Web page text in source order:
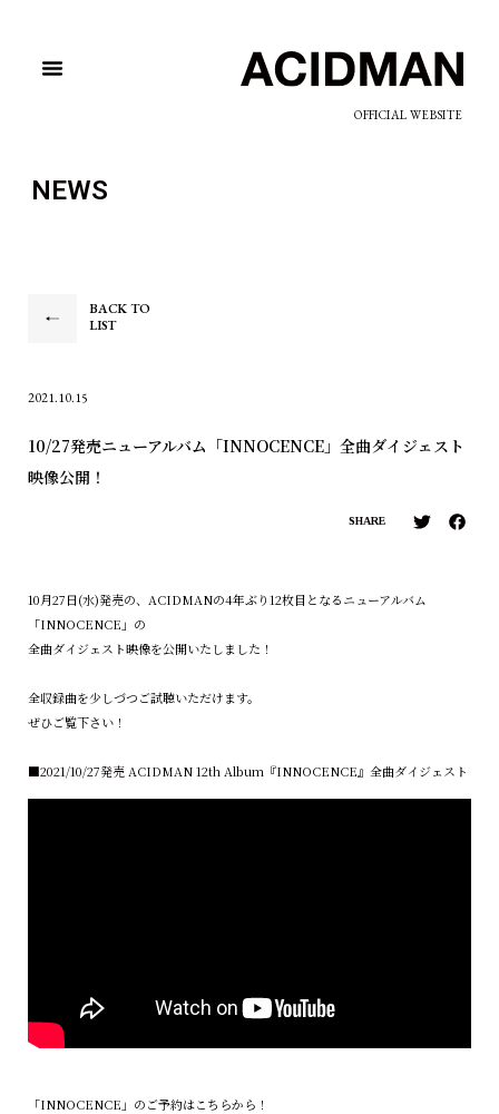
OFFICIAL WEBSITE
NEWS
BACK TO
LIST
2021.10.15
10/27発売ニューアルバム「INNOCENCE」全曲ダイジェスト
映像公開！
SHARE
10月27日(水)発売の、ACIDMANの4年ぶり12枚目となるニューアルバム
「INNOCENCE」の
全曲ダイジェスト映像を公開いたしました！
全収録曲を少しづつご試聴いただけます。
ぜひご覧下さい！
■2021/10/27発売 ACIDMAN 12th Album『INNOCENCE』全曲ダイジェスト
「INNOCENCE」のご予約はこちらから！